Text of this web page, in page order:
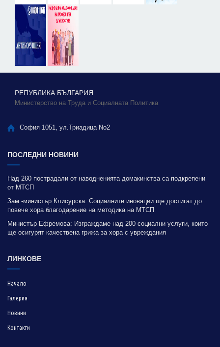
РЕПУБЛИКА БЪЛГАРИЯ
Министерство на Труда и Социалната Политика
София 1051, ул.Триадица No2
ПОСЛЕДНИ НОВИНИ
Над 260 пострадали от наводненията домакинства са подкрепени
от МТСП
Зам.-министър Клисурска: Социалните иновации ще достигат до
повече хора благодарение на методика на МТСП
Министър Ефремова: Изграждаме над 200 социални услуги, които
ще осигурят качествена грижа за хора с увреждания
ЛИНКОВЕ
Начало
Галерия
Новини
Контакти